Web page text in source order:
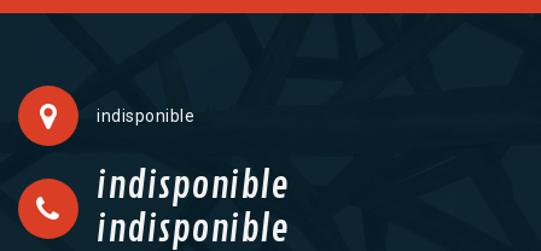
indisponible
indisponible
indisponible